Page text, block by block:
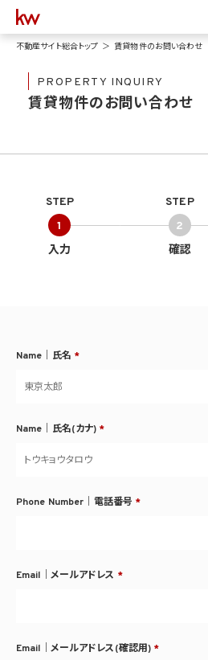
不動産サイト総合トップ 賃貸物件のお問い合わせ
PROPERTY INQUIRY
賃貸物件のお問い合わせ
STEP
1
入力
STEP
2
確認
Name｜氏名 *
Name｜氏名(カナ) *
Phone Number｜電話番号 *
Email｜メールアドレス *
Email｜メールアドレス(確認用) *